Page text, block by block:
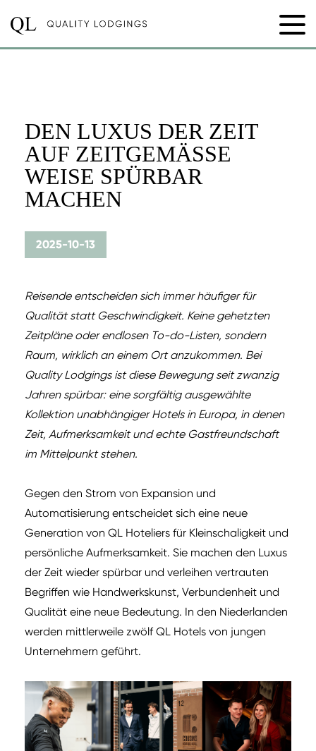
DEN LUXUS DER ZEIT
AUF ZEITGEMÄSSE W
EISE SPÜRBAR M
ACHEN
2025-10-13
Reisende entscheiden sich immer häufiger für
Qualität statt Geschwindigkeit. Keine gehetzten
Zeitpläne oder endlosen To-do-Listen, sondern
Raum, wirklich an einem Ort anzukommen. Bei
Quality Lodgings ist diese Bewegung seit zwanzig
Jahren spürbar: eine sorgfältig ausgewählte
Kollektion unabhängiger Hotels in Europa, in denen
Zeit, Aufmerksamkeit und echte Gastfreundschaft
im Mittelpunkt stehen.
Gegen den Strom von Expansion und
Automatisierung entscheidet sich eine neue
Generation von QL Hoteliers für Kleinschaligkeit und
persönliche Aufmerksamkeit. Sie machen den Luxus
der Zeit wieder spürbar und verleihen vertrauten
Begriffen wie Handwerkskunst, Verbundenheit und
Qualität eine neue Bedeutung. In den Niederlanden
werden mittlerweile zwölf QL Hotels von jungen
Unternehmern geführt.